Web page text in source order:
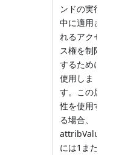
ンドの実行
中に適用さ
れるアクセ
ス権を制限
するために
使用しま
す。この属
性を使用す
る場合、
attribValue
には1また